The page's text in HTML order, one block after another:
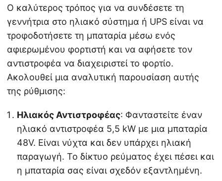
Ο καλύτερος τρόπος για να συνδέσετε τη
γεννήτρια στο ηλιακό σύστημα ή UPS είναι να
τροφοδοτήσετε τη μπαταρία μέσω ενός
αφιερωμένου φορτιστή και να αφήσετε τον
αντιστροφέα να διαχειριστεί το φορτίο.
Ακολουθεί μια αναλυτική παρουσίαση αυτής
της ρύθμισης:
Ηλιακός Αντιστροφέας: Φανταστείτε έναν
ηλιακό αντιστροφέα 5,5 kW με μια μπαταρία
48V. Είναι νύχτα και δεν υπάρχει ηλιακή
παραγωγή. Το δίκτυο ρεύματος έχει πέσει και
η μπαταρία σας είναι σχεδόν εξαντλημένη.